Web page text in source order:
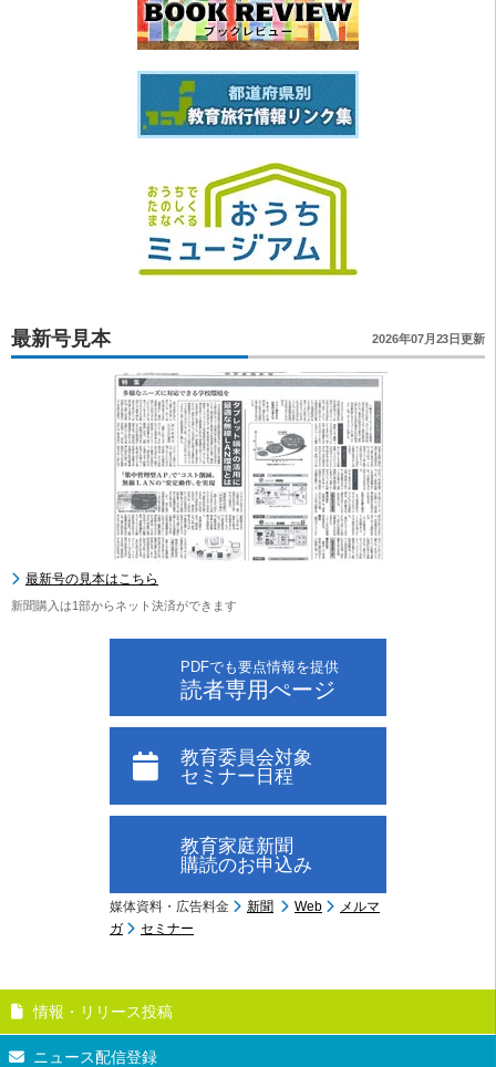
最新号見本 2026年07月23日更新
最新号の見本はこちら
新聞購入は1部からネット決済ができます
PDFでも要点情報を提供
読者専用ぺージ
教育委員会対象
セミナー日程
教育家庭新聞
購読のお申込み
媒体資料・広告料金 新聞 Web
メルマ
ガ
セミナー
情報・リリース投稿
ニュース配信登録